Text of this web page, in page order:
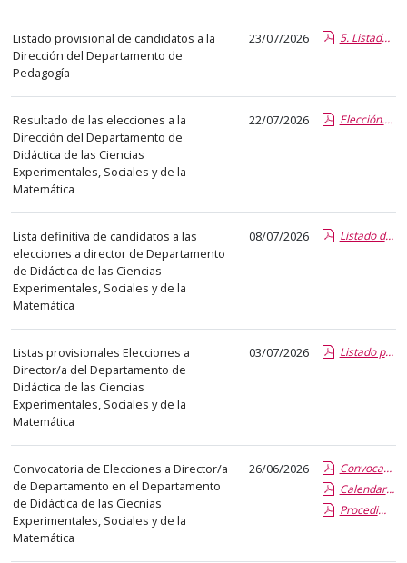
columna
el
del
anuncio,
en
la
segunda
la
fecha
de
publicación,
en
la
última
columna
el
que
abre
un
PDF
con
Listado provisional de candidatos a la
Dirección del Departamento de
Pedagogía
23/07/2026 5. Listado provisional candidatos.report.pdf.pdf
Resultado de las elecciones a la
Dirección del Departamento de
Didáctica de las Ciencias
Experimentales, Sociales y de la
Matemática
22/07/2026 Elección.pdf.pdf
Lista definitiva de candidatos a las
elecciones a director de Departamento
de Didáctica de las Ciencias
Experimentales, Sociales y de la
Matemática
08/07/2026 Listado definitivo candidatos.pdf.pdf
Listas provisionales Elecciones a
Director/a del Departamento de
Didáctica de las Ciencias
Experimentales, Sociales y de la
Matemática
03/07/2026 Listado provisional candidatos.pdf.pdf
Convocatoria de Elecciones a Director/a
de Departamento en el Departamento
de Didáctica de las Ciecnias
Experimentales, Sociales y de la
Matemática
26/06/2026
Convocatoria Elecciones a director_Firmado.pdf.pdf
Calendario_firmado.pdf.pdf
Procedimiento _ Voto_firmado.pdf.pdf